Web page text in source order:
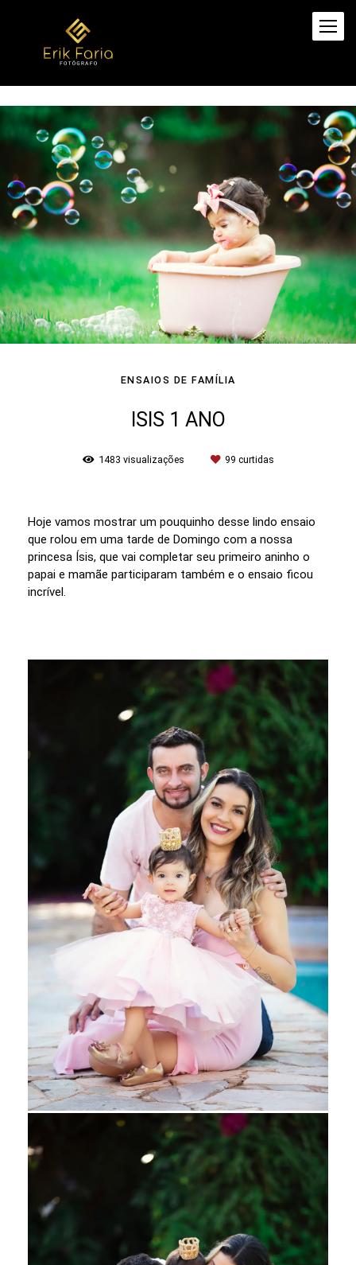
ENSAIOS DE FAMÍLIA
ISIS 1 ANO
1483 visualizações 99 curtidas
Hoje vamos mostrar um pouquinho desse lindo ensaio
que rolou em uma tarde de Domingo com a nossa
princesa Ísis, que vai completar seu primeiro aninho o
papai e mamãe participaram também e o ensaio ficou
incrível.